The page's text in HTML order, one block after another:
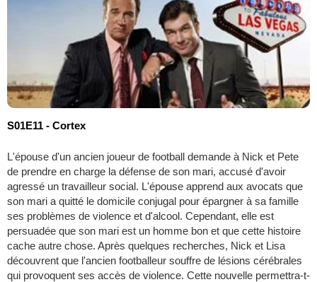
S01E11 - Cortex
L'épouse d'un ancien joueur de football demande à Nick et Pete
de prendre en charge la défense de son mari, accusé d'avoir
agressé un travailleur social. L'épouse apprend aux avocats que
son mari a quitté le domicile conjugal pour épargner à sa famille
ses problèmes de violence et d'alcool. Cependant, elle est
persuadée que son mari est un homme bon et que cette histoire
cache autre chose. Après quelques recherches, Nick et Lisa
découvrent que l'ancien footballeur souffre de lésions cérébrales
qui provoquent ses accès de violence. Cette nouvelle permettra-t-